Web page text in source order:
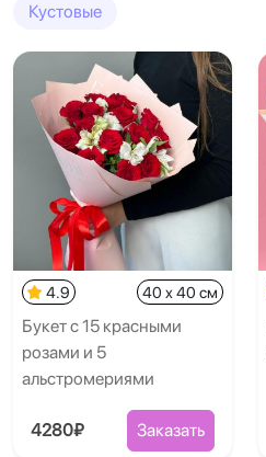
Кустовые
4.9 40 x 40 см
Букет с 15 красными
розами и 5
альстромериями
4280₽ Заказать